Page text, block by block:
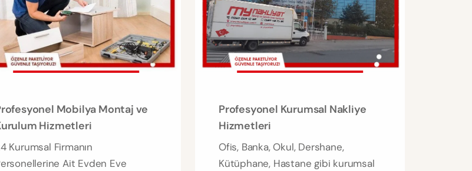
Mobilya Montaj ve
Hizmetleri
Kurumsal Firmanın
Ait Evden Eve
Profesyonel Kurumsal Nakliye
Hizmetleri
Ofis, Banka, Okul, Dershane,
Kütüphane, Hastane gibi kurumsal